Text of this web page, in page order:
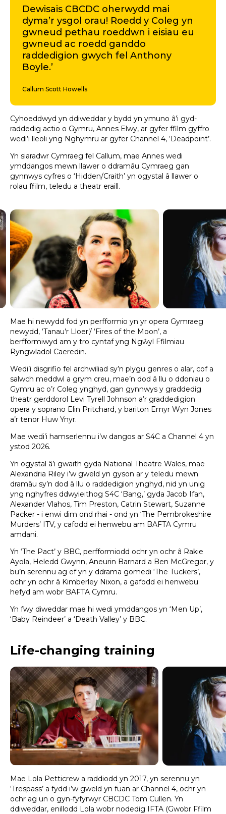
Dewisais CBCDC oherwydd mai
dyma’r ysgol orau! Roedd y Coleg yn
gwneud pethau roeddwn i eisiau eu
gwneud ac roedd ganddo
raddedigion gwych fel Anthony
Boyle.’
Callum Scott Howells
Cyhoeddwyd yn ddiweddar y bydd yn ymuno â’i gyd-
raddedig actio o Gymru, Annes Elwy, ar gyfer ffilm gyffro
wedi’i lleoli yng Nghymru ar gyfer Channel 4, ‘Deadpoint’.
Yn siaradwr Cymraeg fel Callum, mae Annes wedi
ymddangos mewn llawer o ddramâu Cymraeg gan
gynnwys cyfres o ‘Hidden/Craith’ yn ogystal â llawer o
rolau ffilm, teledu a theatr eraill.
Mae hi newydd fod yn perfformio yn yr opera Gymraeg
newydd, ‘Tanau’r Lloer’/ ‘Fires of the Moon’, a
berfformiwyd am y tro cyntaf yng Ngŵyl Ffilmiau
Ryngwladol Caeredin.
Wedi’i disgrifio fel archwiliad sy’n plygu genres o alar, cof a
salwch meddwl a grym creu, mae’n dod â llu o ddoniau o
Gymru ac o’r Coleg ynghyd, gan gynnwys y graddedig
theatr gerddorol Levi Tyrell Johnson a’r graddedigion
opera y soprano Elin Pritchard, y bariton Emyr Wyn Jones
a’r tenor Huw Ynyr.
Mae wedi’i hamserlennu i’w dangos ar S4C a Channel 4 yn
ystod 2026.
Yn ogystal â’i gwaith gyda National Theatre Wales, mae
Alexandria Riley i’w gweld yn gyson ar y teledu mewn
dramâu sy’n dod â llu o raddedigion ynghyd, nid yn unig
yng nghyfres ddwyieithog S4C ‘Bang,’ gyda Jacob Ifan,
Alexander Vlahos, Tim Preston, Catrin Stewart, Suzanne
Packer - i enwi dim ond rhai - ond yn ‘The Pembrokeshire
Murders’ ITV, y cafodd ei henwebu am BAFTA Cymru
amdani.
Yn ‘The Pact’ y BBC, perfformiodd ochr yn ochr â Rakie
Ayola, Heledd Gwynn, Aneurin Barnard a Ben McGregor, y
bu’n serennu ag ef yn y ddrama gomedi ‘The Tuckers’,
ochr yn ochr â Kimberley Nixon, a gafodd ei henwebu
hefyd am wobr BAFTA Cymru.
Yn fwy diweddar mae hi wedi ymddangos yn ‘Men Up’,
‘Baby Reindeer’ a ‘Death Valley’ y BBC.
Life-changing training
Mae Lola Petticrew a raddiodd yn 2017, yn serennu yn
‘Trespass’ a fydd i’w gweld yn fuan ar Channel 4, ochr yn
ochr ag un o gyn-fyfyrwyr CBCDC Tom Cullen. Yn
ddiweddar, enillodd Lola wobr nodedig IFTA (Gwobr Ffilm